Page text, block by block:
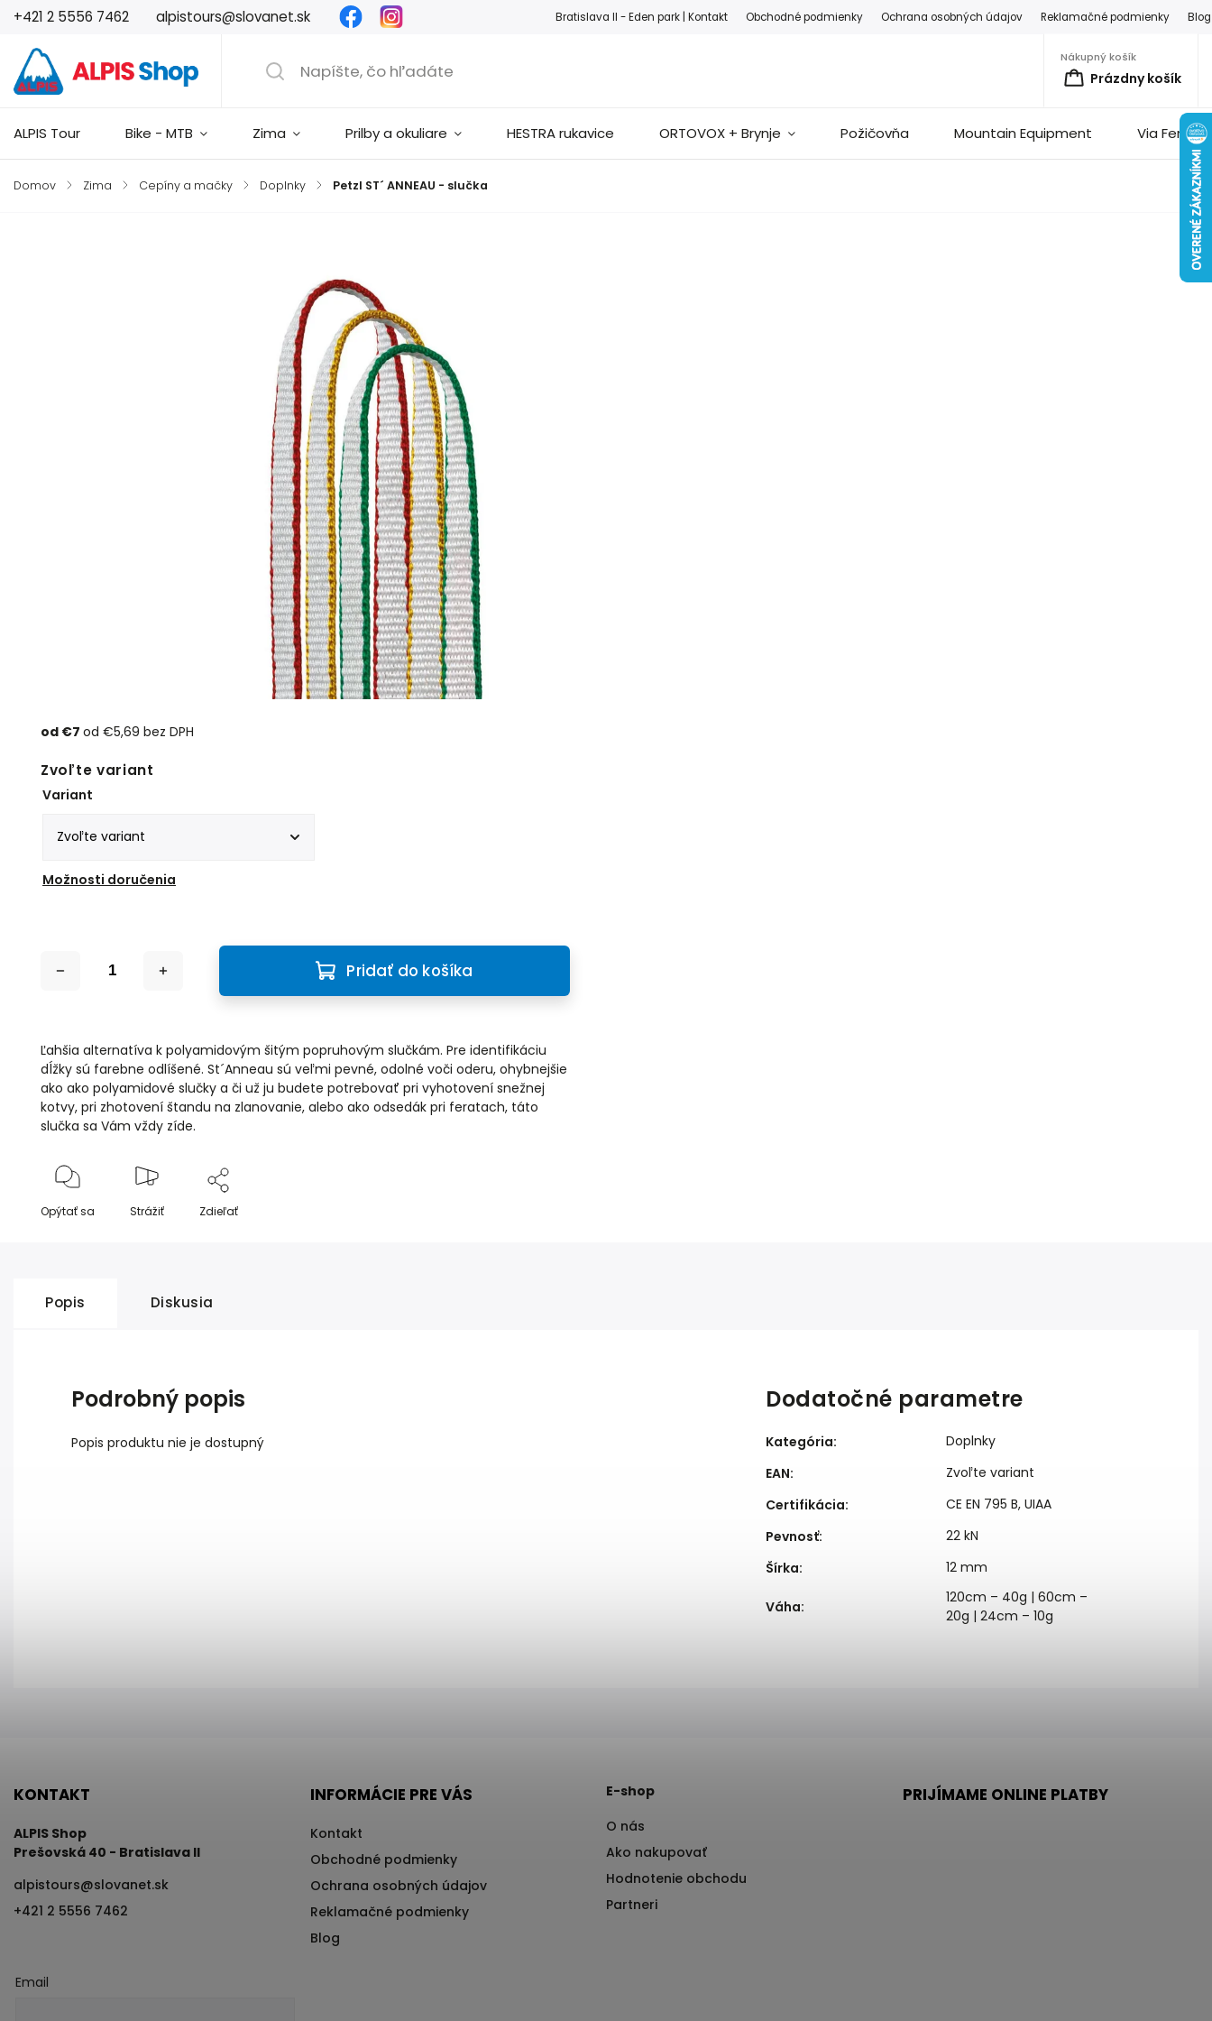
+421 2 5556 7462 alpistours@slovanet.sk Facebook Bratislava II - Eden park |Kontakt Obchodné podmienky Ochrana osobných údajov Reklamačné podmienky Blog
Nákupný košík
Prázdny košík
ALPIS Tour Bike - MTB Zima Prilby a okuliare HESTRA rukavice ORTOVOX + Brynje Požičovňa Mountain Equipment Via Ferrata
Domov / Zima / Cepíny a mačky / Doplnky / Petzl ST´ ANNEAU - slučka
od €7 od€5,69 bez DPH
Zvoľte variant
Variant
Možnosti doručenia
Pridať do košíka
Ľahšia alternatíva k polyamidovým šitým popruhovým slučkám. Pre identifikáciu
dĺžky sú farebne odlíšené. St´Anneau sú veľmi pevné, odolné voči oderu, ohybnejšie
ako ako polyamidové slučky a či už ju budete potrebovať pri vyhotovení snežnej
kotvy, pri zhotovení štandu na zlanovanie, alebo ako odsedák pri feratach, táto
slučka sa Vám vždy zíde.
Opýtať sa Strážiť Zdieľať
Popis Diskusia
Podrobný popis
Popis produktu nie je dostupný
Dodatočné parametre
Kategória:
Doplnky
EAN:
Zvoľte variant
Certifikácia:
CE EN 795 B, UIAA
Pevnosť:
22 kN
Šírka: 12 mm
Váha:
120cm – 40g | 60cm –
20g | 24cm – 10g
KONTAKT
ALPIS Shop
Prešovská 40 - Bratislava II
alpistours@slovanet.sk
+421 2 5556 7462
INFORMÁCIE PRE VÁS
Kontakt
Obchodné podmienky
Ochrana osobných údajov
Reklamačné podmienky
Blog
E-shop
O nás
Ako nakupovať
Hodnotenie obchodu
Partneri
PRIJÍMAME ONLINE PLATBY
Email